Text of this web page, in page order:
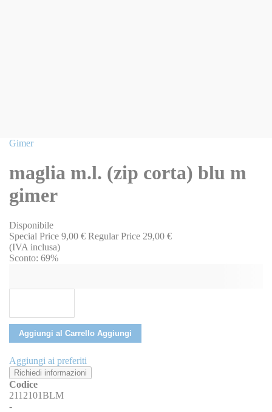
Vai
galleria
immagini
Gimer
maglia m.l. (zip corta) blu m
gimer
Disponibile
Special Price 9,00 € Regular Price 29,00 €
(IVA inclusa)
Sconto: 69%
Aggiungi al Carrello Aggiungi
Aggiungi ai preferiti
Richiedi informazioni
Codice
2112101BLM
-